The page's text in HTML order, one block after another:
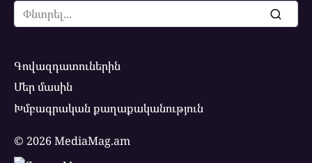
Search
for:
Գովազդատուներին
Մեր մասին
Խմբագրական քաղաքականություն
© 2026 MediaMag.am